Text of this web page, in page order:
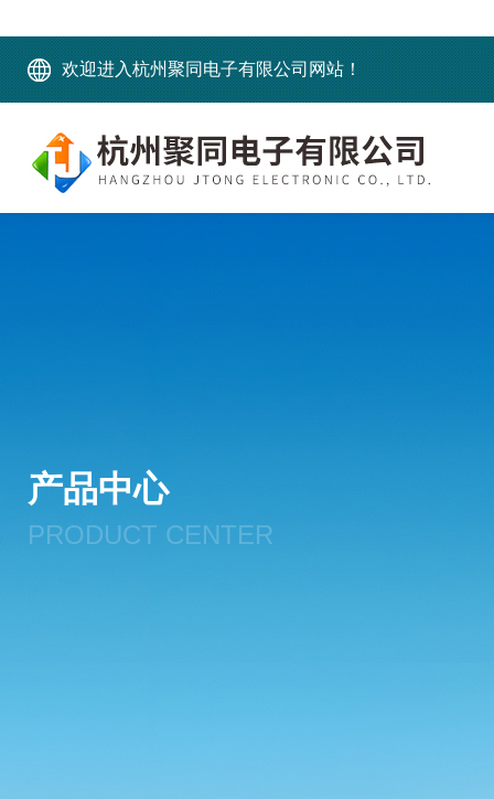
欢迎进入杭州聚同电子有限公司网站！
产品中心
PRODUCT CENTER